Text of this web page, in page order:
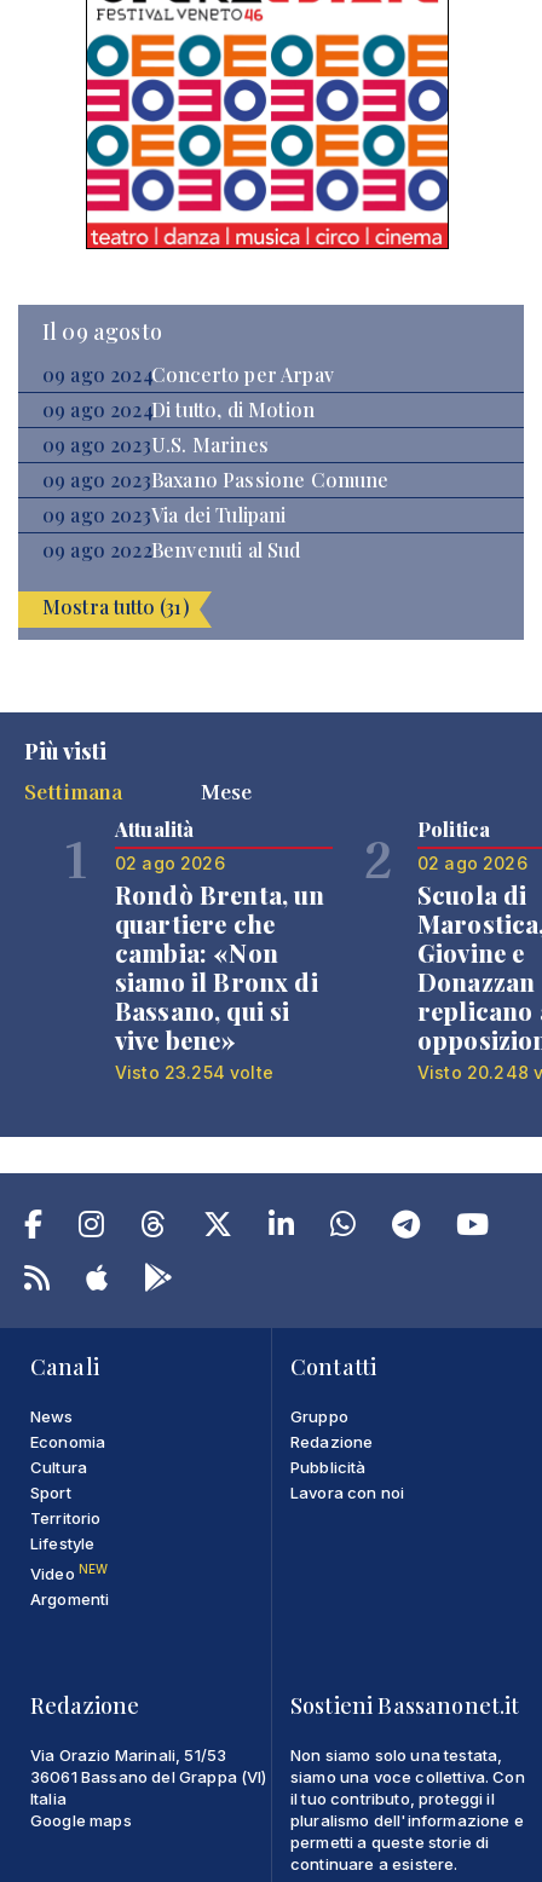
Il 09 agosto
09 ago 2024Concerto per Arpav
09 ago 2024Di tutto, di Motion
09 ago 2023U.S. Marines
09 ago 2023Baxano Passione Comune
09 ago 2023Via dei Tulipani
09 ago 2022Benvenuti al Sud
Mostra tutto (31)
Più visti
Settimana
Mese
1 Attualità
02 ago 2026
Rondò Brenta, un
quartiere che
cambia: «Non
siamo il Bronx di
Bassano, qui si
vive bene»
Visto 23.254 volte
2 Politica
02 ago 2026
Scuola di
Giovine e
Donazzan
replicano
Visto 20.248
Canali
News
Economia
Cultura
Sport
Territorio
Lifestyle
Video NEW
Argomenti
Contatti
Gruppo
Redazione
Pubblicità
Lavora con noi
Redazione
Via Orazio Marinali, 51/53
36061 Bassano del Grappa (VI)
Italia
Google maps
Sostieni Bassanonet.it
Non siamo solo una testata,
siamo una voce collettiva. Con
il tuo contributo, proteggi il
pluralismo dell'informazione e
permetti a queste storie di
continuare a esistere.